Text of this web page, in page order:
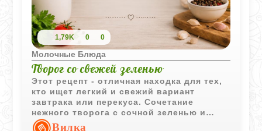
1,79K 0 0
Молочные Блюда
Творог со свежей зеленью
Этот рецепт - отличная находка для тех,
кто ищет легкий и свежий вариант
завтрака или перекуса. Сочетание
нежного творога с сочной зеленью и
прохладной сметаной получается очень
Вилка